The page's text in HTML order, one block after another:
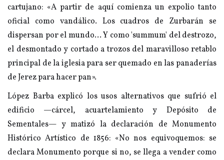
cartujano: «A partir de aquí comienza un expolio tanto
oficial como vandálico. Los cuadros de Zurbarán se
dispersan por el mundo... Y como 'summum' del destrozo,
el desmontado y cortado a trozos del maravilloso retablo
principal de la iglesia para ser quemado en las panaderías
de Jerez para hacer pan».
López Barba explicó los usos alternativos que sufrió el
edificio —cárcel, acuartelamiento y Depósito de
Sementales— y matizó la declaración de Monumento
Histórico Artístico de 1856: «No nos equivoquemos: se
declara Monumento porque si no, se llega a vender como